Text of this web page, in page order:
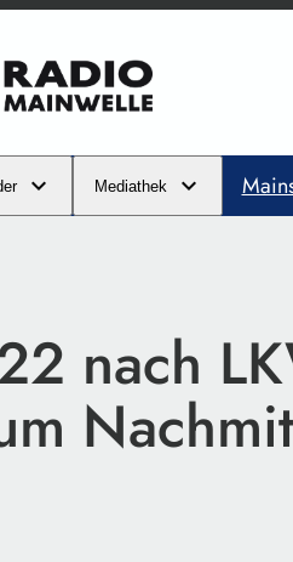
Mediathek
nach